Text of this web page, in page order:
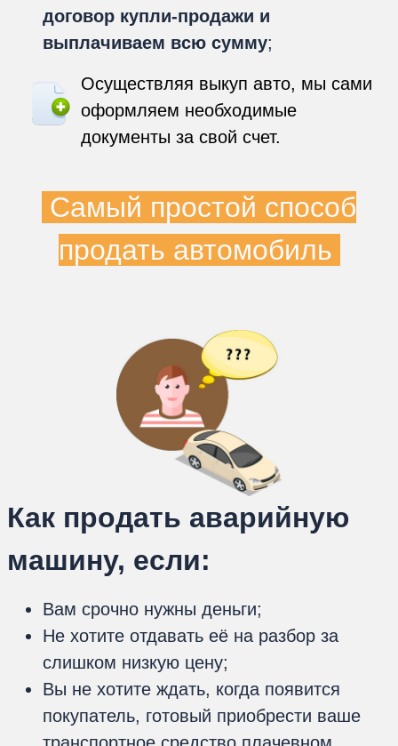
договор купли-продажи и
выплачиваем всю сумму;
Осуществляя выкуп авто, мы сами
оформляем необходимые
документы за свой счет.
Самый простой способ
продать автомобиль
Как продать аварийную
машину, если:
Вам срочно нужны деньги;
Не хотите отдавать её на разбор за
слишком низкую цену;
Вы не хотите ждать, когда появится
покупатель, готовый приобрести ваше